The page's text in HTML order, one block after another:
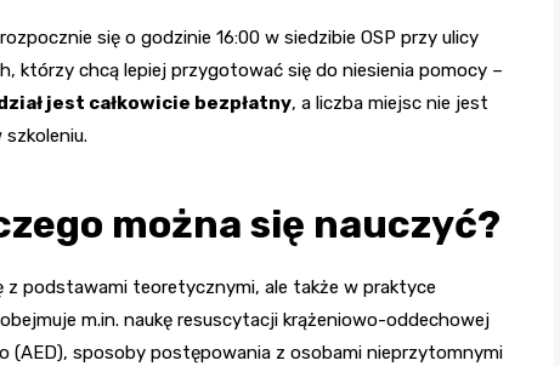
się o godzinie 16:00 w siedzibie OSP przy ulicy
którzy chcą lepiej przygotować się do niesienia pomocy –
jest całkowicie bezpłatny, a liczba miejsc nie jest
szkoleniu.
można się nauczyć?
z podstawami teoretycznymi, ale także w praktyce
m.in. naukę resuscytacji krążeniowo-oddechowej
(AED), sposoby postępowania z osobami nieprzytomnymi